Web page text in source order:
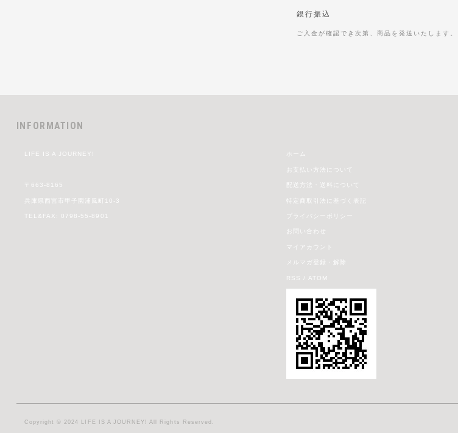
銀行振込
ご入金が確認でき次第、商品を発送いたします。
INFORMATION
LIFE IS A JOURNEY!
〒663-8165
兵庫県西宮市甲子園浦風町10-3
TEL&FAX: 0798-55-8901
ホーム
お支払い方法について
配送方法・送料について
特定商取引法に基づく表記
プライバシーポリシー
お問い合わせ
マイアカウント
メルマガ登録・解除
RSS / ATOM
Copyright © 2024 LIFE IS A JOURNEY! All Rights Reserved.